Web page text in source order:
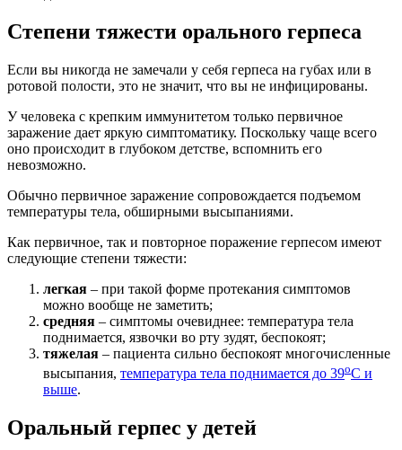
Степени тяжести орального герпеса
Если вы никогда не замечали у себя герпеса на губах или в
ротовой полости, это не значит, что вы не инфицированы.
У человека с крепким иммунитетом только первичное
заражение дает яркую симптоматику. Поскольку чаще всего
оно происходит в глубоком детстве, вспомнить его
невозможно.
Обычно первичное заражение сопровождается подъемом
температуры тела, обширными высыпаниями.
Как первичное, так и повторное поражение герпесом имеют
следующие степени тяжести:
легкая – при такой форме протекания симптомов
можно вообще не заметить;
средняя – симптомы очевиднее: температура тела
поднимается, язвочки во рту зудят, беспокоят;
тяжелая – пациента сильно беспокоят многочисленные
высыпания, температура тела поднимается до 39оС и
выше.
Оральный герпес у детей